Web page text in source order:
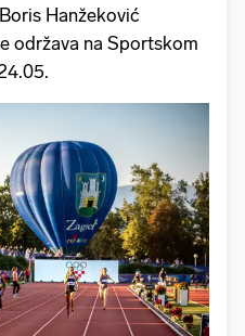
Hanžeković
održava na Sportskom